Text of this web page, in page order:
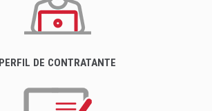
PERFIL DE CONTRATANTE